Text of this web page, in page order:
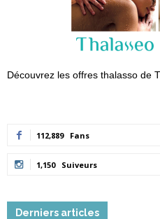
Découvrez les offres thalasso de
112,889 Fans
1,150 Suiveurs
Derniers articles